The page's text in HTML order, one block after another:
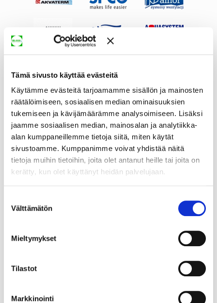
Tämä sivusto käyttää evästeitä
Käytämme evästeitä tarjoamamme sisällön ja mainosten
räätälöimiseen, sosiaalisen median ominaisuuksien
tukemiseen ja kävijämäärämme analysoimiseen. Lisäksi
jaamme sosiaalisen median, mainosalan ja analytiikka-
alan kumppaneillemme tietoja siitä, miten käytät
sivustoamme. Kumppanimme voivat yhdistää näitä
tietoja muihin tietoihin, joita olet antanut heille tai joita on
kerätty, kun olet käyttänyt heidän palvelujaan.
valinta
Välttämätön
Mieltymykset
Tilastot
Markkinointi